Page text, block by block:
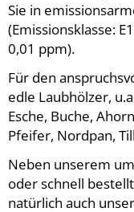
Sie in
(Emissionsklasse:
0,01 ppm).
Für den
edle Laubhölzer,
Esche, Buche,
Pfeifer, Nordpan,
Neben unserem
oder schnell
natürlich auch